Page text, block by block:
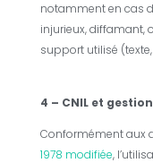
notamment en cas
injurieux, diffamant,
support utilisé
4 – CNIL et
Conformément aux
1978 modifiée,